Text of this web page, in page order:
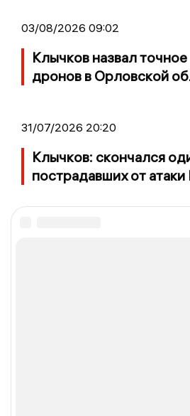
03/08/2026 09:02
Клычков назвал
дронов в Орловской
31/07/2026 20:20
Клычков: скончался
пострадавших от